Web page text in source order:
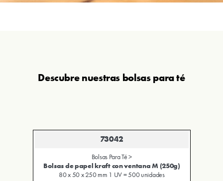
Descubre nuestras bolsas para té
73042
Bolsas Para Té >
Bolsas de papel kraft con ventana M (250g)
80 x 50 x 250 mm 1 UV = 500 unidades